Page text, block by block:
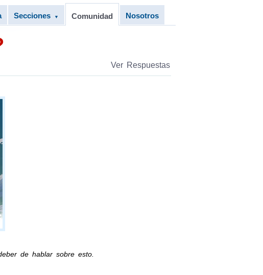
Secciones ▼ Comunidad Nosotros
Ver Respuestas
de hablar sobre esto.